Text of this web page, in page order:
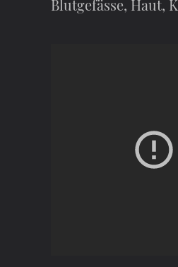
Blutgefässe, Haut,